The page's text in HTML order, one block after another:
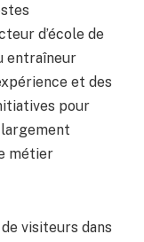
d’école de
entraîneur
et des
pour
métier
visiteurs dans